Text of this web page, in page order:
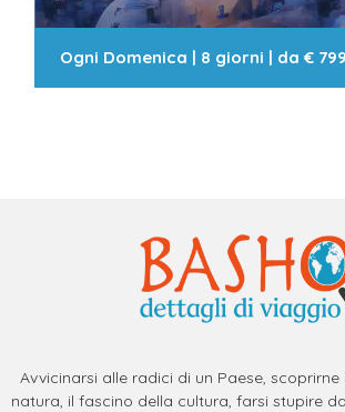
Ogni Domenica | 8 giorni | da€
Avvicinarsi alle radici di un Paese, scoprirne
natura, il fascino della cultura, farsi stupire